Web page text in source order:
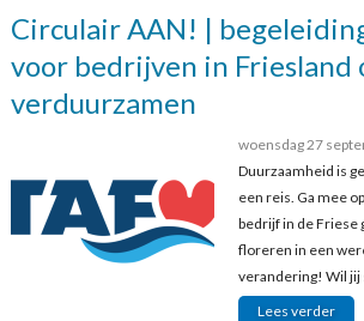
Circulair AAN! |
voor bedrijven in Friesland
verduurzamen
woensdag 27
Duurzaamheid is
een reis. Ga mee
bedrijf in de Friese
floreren in een
verandering! Wil jij
Lees verder